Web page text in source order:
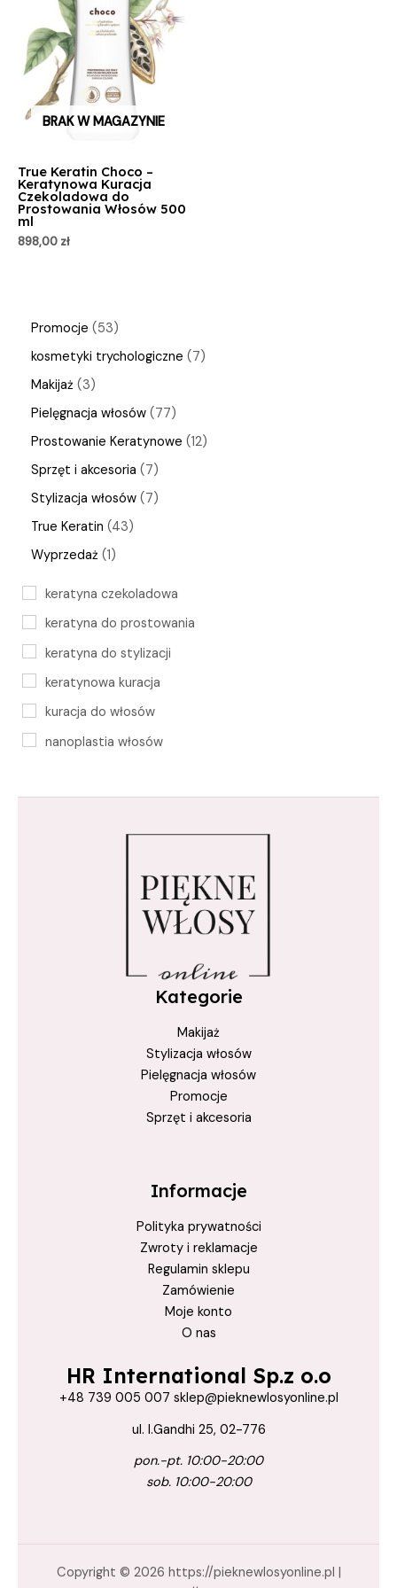
Promocje 53
kosmetyki trychologiczne 7
Makijaż 3
Pielęgnacja włosów 77
Prostowanie Keratynowe 12
Sprzęt i akcesoria 7
Stylizacja włosów 7
True Keratin 43
Wyprzedaż 1
keratyna czekoladowa
keratyna do prostowania
keratyna do stylizacji
keratynowa kuracja
kuracja do włosów
nanoplastia włosów
prostowanie włosów
regeneracja włosów
Włosy Zniszczone
zabieg keratynowy
BRAK W MAGAZYNIE
True Keratin Choco –
Keratynowa Kuracja
Czekoladowa do
Prostowania Włosów 500
ml
898,00 zł
Kategorie
Makijaż
Stylizacja włosów
Pielęgnacja włosów
Promocje
Sprzęt i akcesoria
Informacje
Polityka prywatności
Zwroty i reklamacje
Regulamin sklepu
Zamówienie
Moje konto
O nas
HR International Sp.z o.o
+48 739 005 007 sklep@pieknewlosyonline.pl
ul. I.Gandhi 25, 02-776
pon.-pt. 10:00-20:00
sob. 10:00-20:00
Copyright © 2026 https://pieknewlosyonline.pl |